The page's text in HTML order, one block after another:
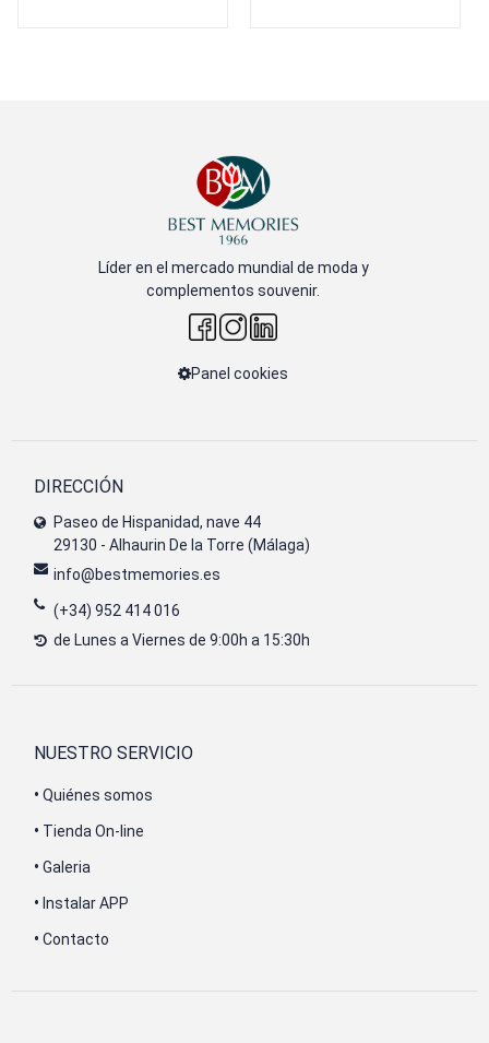
Líder en el mercado mundial de moda y
complementos souvenir.
Panel cookies
DIRECCIÓN
Paseo de Hispanidad, nave 44
29130 - Alhaurin De la Torre (Málaga)
info@bestmemories.es
(+34) 952 414 016
de Lunes a Viernes de 9:00h a 15:30h
NUESTRO SERVICIO
• Quiénes somos
• Tienda On-line
• Galeria
• Instalar APP
• Contacto